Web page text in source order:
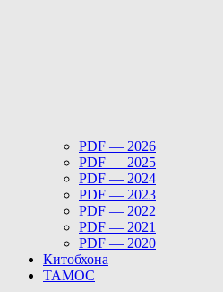
PDF — 2026
PDF — 2025
PDF — 2024
PDF — 2023
PDF — 2022
PDF — 2021
PDF — 2020
Китобхона
ТАМОС